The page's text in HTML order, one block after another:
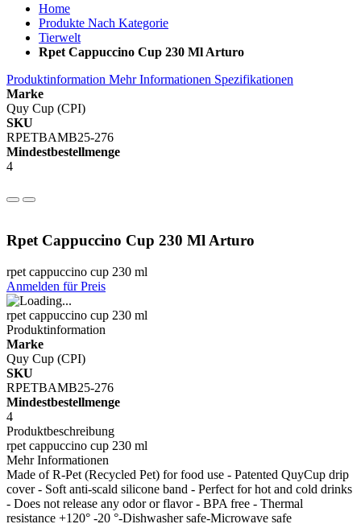
Home
Produkte Nach Kategorie
Tierwelt
Rpet Cappuccino Cup 230 Ml Arturo
Produktinformation Mehr Informationen Spezifikationen
Marke
Quy Cup (CPI)
SKU
RPETBAMB25-276
Mindestbestellmenge
4
Rpet Cappuccino Cup 230 Ml Arturo
rpet cappuccino cup 230 ml
Anmelden für Preis
rpet cappuccino cup 230 ml
Produktinformation
Marke
Quy Cup (CPI)
SKU
RPETBAMB25-276
Mindestbestellmenge
4
Produktbeschreibung
rpet cappuccino cup 230 ml
Mehr Informationen
Made of R-Pet (Recycled Pet) for food use - Patented QuyCup drip
cover - Soft anti-scald silicone band - Perfect for hot and cold drinks
- Does not release any odor or flavor - BPA free - Thermal
resistance +120° -20 °-Dishwasher safe-Microwave safe